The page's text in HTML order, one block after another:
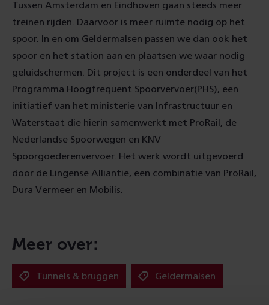
Tussen Amsterdam en Eindhoven gaan steeds meer
treinen rijden. Daarvoor is meer ruimte nodig op het
spoor. In en om Geldermalsen passen we dan ook het
spoor en het station aan en plaatsen we waar nodig
geluidschermen. Dit project is een onderdeel van het
Programma Hoogfrequent Spoorvervoer(PHS), een
initiatief van het ministerie van Infrastructuur en
Waterstaat die hierin samenwerkt met ProRail, de
Nederlandse Spoorwegen en KNV
Spoorgoederenvervoer. Het werk wordt uitgevoerd
door de Lingense Alliantie, een combinatie van ProRail,
Dura Vermeer en Mobilis.
Meer over:
Tunnels & bruggen Geldermalsen